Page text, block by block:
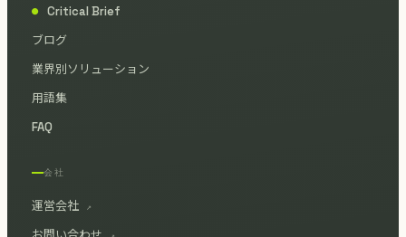
●
Critical Brief
ブログ
業界別ソリューション
用語集
FAQ
会社
運営会社 ↗